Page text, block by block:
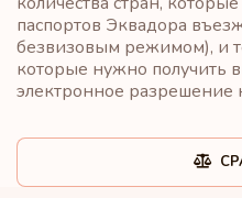
паспортов Эквадора
безвизовым режимом), и
которые нужно получить
электронное разрешение